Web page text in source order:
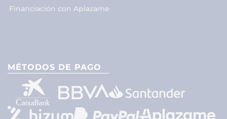
Financiación con Aplazame
MÉTODOS DE PAGO